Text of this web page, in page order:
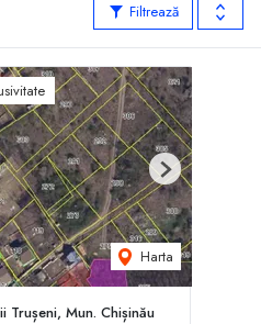
Filtrează
Harta
Next
Trușeni, Mun. Chișinău